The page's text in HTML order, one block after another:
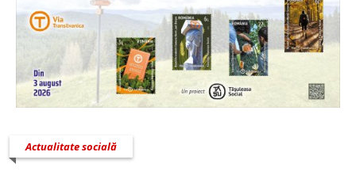
Actualitate socială